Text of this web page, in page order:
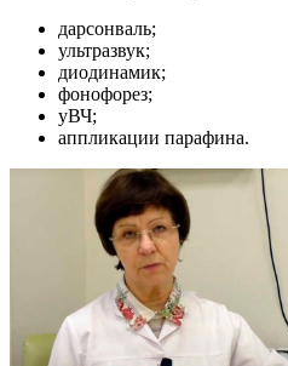
дарсонваль;
ультразвук;
диодинамик;
фонофорез;
уВЧ;
аппликации парафина.